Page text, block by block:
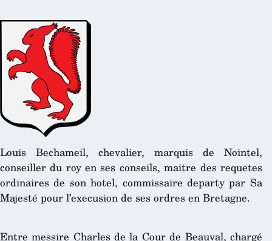
Louis Bechameil, chevalier, marquis de Nointel,
conseiller du roy en ses conseils, maitre des requetes
ordinaires de son hotel, commissaire departy par Sa
Majesté pour l’execusion de ses ordres en Bretagne.
Entre messire Charles de la Cour de Beauval, chargé